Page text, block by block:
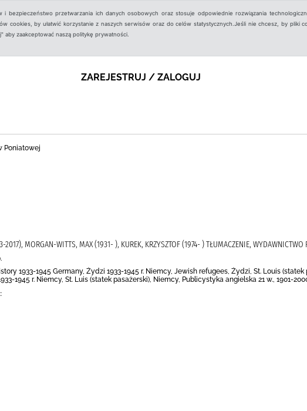
bezpieczeństwo przetwarzania ich danych osobowych oraz stosuje odpowiednie rozwiązania
cookies, by ułatwić korzystanie z naszych serwisów oraz do celów statystycznych.Jeśli nie chcesz, by pliki
aby zaakceptować naszą politykę prywatności.
ZAREJESTRUJ / ZALOGUJ
Poniatowej
MORGAN-WITTS, MAX (1931- ), KUREK, KRZYSZTOF (1974- ) TŁUMACZENIE, WYDAWNICTWO
1933-1945 Germany, Żydzi 1933-1945 r. Niemcy, Jewish refugees, Żydzi, St. Louis (statek
1945 r. Niemcy, St. Luis (statek pasażerski), Niemcy, Publicystyka angielska 21 w., 1901-